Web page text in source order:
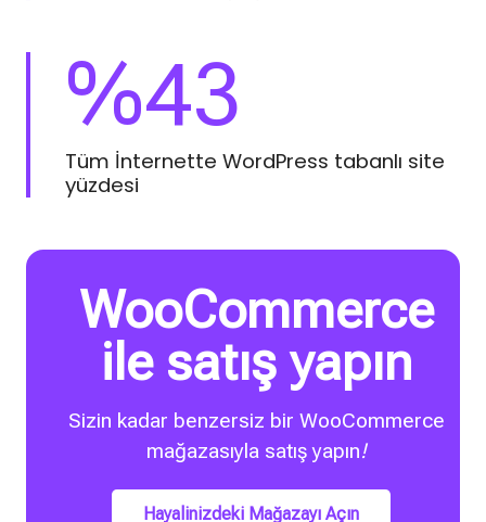
%43
Tüm İnternette WordPress tabanlı site
yüzdesi
WooCommerce
ile satış yapın
Sizin kadar benzersiz bir WooCommerce
mağazasıyla satış yapın!
Hayalinizdeki Mağazayı Açın